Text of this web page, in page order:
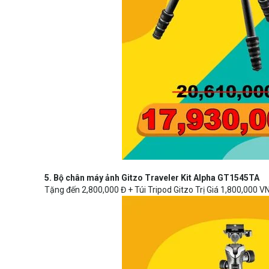
5. Bộ chân máy ảnh Gitzo Traveler Kit Alpha GT1545TA
Tặng đến 2,800,000 Đ + Túi Tripod Gitzo Trị Giá 1,800,000